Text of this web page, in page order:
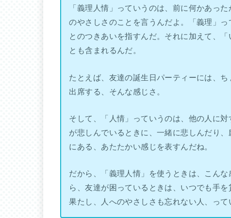
「義理人情」っていうのは、前に何かあっ
のやさしさのことを言うんだよ。「義理」
とのつきあいを指すんだ。それに加えて、
とも含まれるんだ。
たとえば、友達の誕生日パーティーには、
出席する、そんな感じさ。
そして、「人情」っていうのは、他の人に
が悲しんでいるときに、一緒に悲しんだり
にある、あたたかい感じを表すんだね。
だから、「義理人情」を使うときは、こん
ら、友達が困っているときは、いつでも手
果たし、人へのやさしさも忘れない人、って